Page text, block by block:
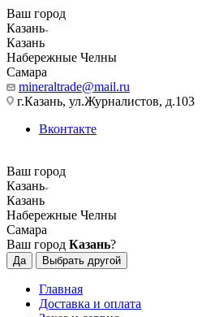
Ваш город
Казань
Казань
Набережные Челны
Самара
mineraltrade@mail.ru
г.Казань, ул.Журналистов, д.103
Вконтакте
Ваш город
Казань
Казань
Набережные Челны
Самара
Ваш город Казань?
Да Выбрать другой
Главная
Доставка и оплата